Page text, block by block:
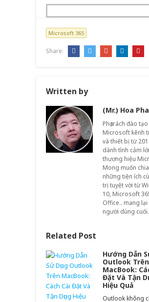
Microsoft 365
Share:
Written by
(Mr.) Hoa
Phụ trách đào tạo
Microsoft kênh
và thiết bị từ
dành tình cảm
thương hiệu
Mong muốn
những tiện ích
trị tuyệt vời từ
10, Microsoft
Office.. mang lại
người dùng cuối.
Related Post
Hướng Dẫn
Outlook Trên
MacBook:
Đặt Và Tận
Hiệu Quả
Outlook không